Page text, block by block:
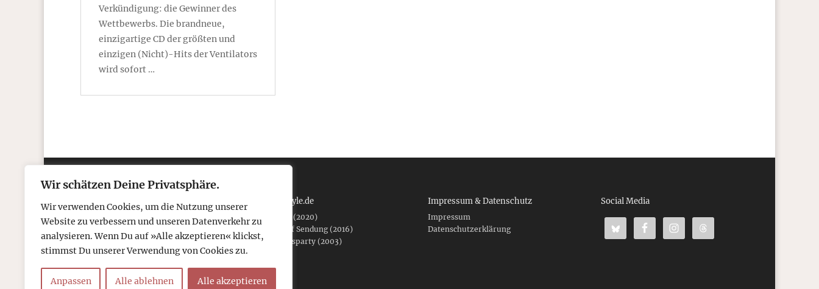
Wir schätzen Deine Privatsphäre.
Wir verwenden Cookies, um die Nutzung unserer
Website zu verbessern und unseren Datenverkehr zu
analysieren. Wenn Du auf »Alle akzeptieren« klickst,
stimmst Du unserer Verwendung von Cookies zu.
Anpassen Alle ablehnen Alle akzeptieren
Verkündigung: die Gewinner des
Wettbewerbs. Die brandneue,
einzigartige CD der größten und
einzigen (Nicht)-Hits der Ventilators
wird sofort …
Kontakt
Telefon: 05306 912 418
Über tcboyle.de
Refreshed (2020)
Wieder auf Sendung (2016)
Eröffnungsparty (2003)
Impressum & Datenschutz
Impressum
Datenschutzerklärung
Social Media